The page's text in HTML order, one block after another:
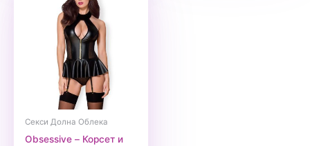
Секси Долна Облека
Obsessive – Корсет и